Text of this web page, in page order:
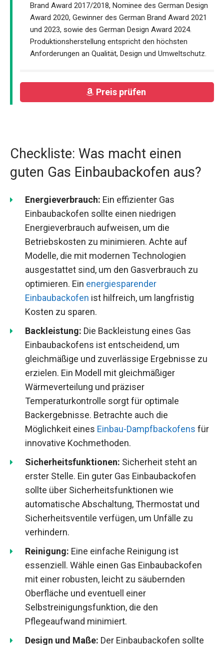
Brand Award 2017/2018, Nominee des German Design
Award 2020, Gewinner des German Brand Award 2021
und 2023, sowie des German Design Award 2024.
Produktionsherstellung entspricht den höchsten
Anforderungen an Qualität, Design und Umweltschutz.
Preis prüfen
Checkliste: Was macht einen
guten Gas Einbaubackofen aus?
Energieverbrauch: Ein effizienter Gas
Einbaubackofen sollte einen niedrigen
Energieverbrauch aufweisen, um die
Betriebskosten zu minimieren. Achte auf
Modelle, die mit modernen Technologien
ausgestattet sind, um den Gasverbrauch zu
optimieren. Ein energiesparender
Einbaubackofen ist hilfreich, um langfristig
Kosten zu sparen.
Backleistung: Die Backleistung eines Gas
Einbaubackofens ist entscheidend, um
gleichmäßige und zuverlässige Ergebnisse zu
erzielen. Ein Modell mit gleichmäßiger
Wärmeverteilung und präziser
Temperaturkontrolle sorgt für optimale
Backergebnisse. Betrachte auch die
Möglichkeit eines Einbau-Dampfbackofens für
innovative Kochmethoden.
Sicherheitsfunktionen: Sicherheit steht an
erster Stelle. Ein guter Gas Einbaubackofen
sollte über Sicherheitsfunktionen wie
automatische Abschaltung, Thermostat und
Sicherheitsventile verfügen, um Unfälle zu
verhindern.
Reinigung: Eine einfache Reinigung ist
essenziell. Wähle einen Gas Einbaubackofen
mit einer robusten, leicht zu säubernden
Oberfläche und eventuell einer
Selbstreinigungsfunktion, die den
Pflegeaufwand minimiert.
Design und Maße: Der Einbaubackofen sollte